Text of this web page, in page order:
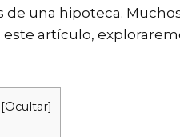
de una hipoteca.
este artículo,
[Ocultar]